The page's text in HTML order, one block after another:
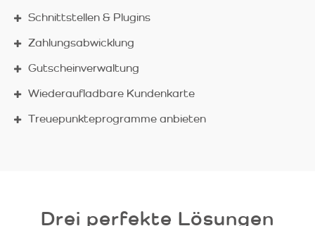
Schnittstellen & Plugins
Zahlungsabwicklung
Gutscheinverwaltung
Wiederaufladbare Kundenkarte
Treuepunkteprogramme anbieten
Drei perfekte Lösungen